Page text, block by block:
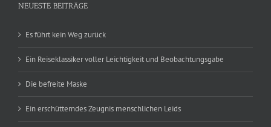
NEUESTE BEITRÄGE
Es führt kein Weg zurück
Ein Reiseklassiker voller Leichtigkeit und Beobachtungsgabe
Die befreite Maske
Ein erschütterndes Zeugnis menschlichen Leids